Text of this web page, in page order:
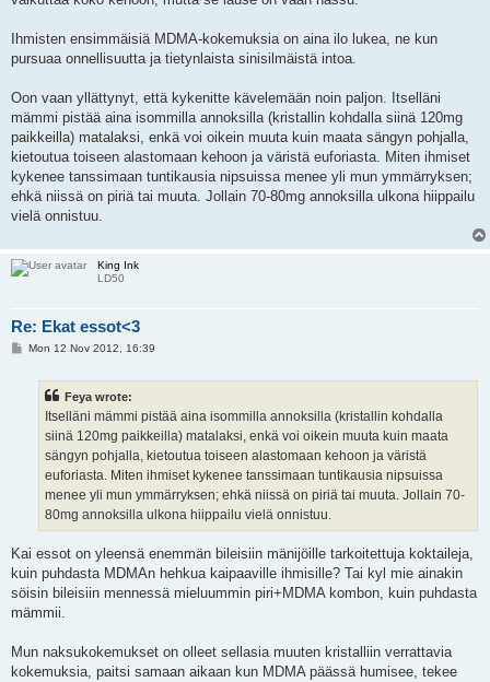
Ihmisten ensimmäisiä MDMA-kokemuksia on aina ilo lukea, ne kun
pursuaa onnellisuutta ja tietynlaista sinisilmäistä intoa.
Oon vaan yllättynyt, että kykenitte kävelemään noin paljon. Itselläni
mämmi pistää aina isommilla annoksilla (kristallin kohdalla siinä 120mg
paikkeilla) matalaksi, enkä voi oikein muuta kuin maata sängyn pohjalla,
kietoutua toiseen alastomaan kehoon ja väristä euforiasta. Miten ihmiset
kykenee tanssimaan tuntikausia nipsuissa menee yli mun ymmärryksen;
ehkä niissä on piriä tai muuta. Jollain 70-80mg annoksilla ulkona hiippailu
vielä onnistuu.
King Ink
LD50
Re: Ekat essot<3
PMon 12 Nov 2012, 16:39
Feya wrote:
Itselläni mämmi pistää aina isommilla annoksilla (kristallin kohdalla
siinä 120mg paikkeilla) matalaksi, enkä voi oikein muuta kuin maata
sängyn pohjalla, kietoutua toiseen alastomaan kehoon ja väristä
euforiasta. Miten ihmiset kykenee tanssimaan tuntikausia nipsuissa
menee yli mun ymmärryksen; ehkä niissä on piriä tai muuta. Jollain 70-
80mg annoksilla ulkona hiippailu vielä onnistuu.
Kai essot on yleensä enemmän bileisiin mänijöille tarkoitettuja koktaileja,
kuin puhdasta MDMAn hehkua kaipaaville ihmisille? Tai kyl mie ainakin
söisin bileisiin mennessä mieluummin piri+MDMA kombon, kuin puhdasta
mämmii.
Mun naksukokemukset on olleet sellasia muuten kristalliin verrattavia
kokemuksia, paitsi samaan aikaan kun MDMA päässä humisee, tekee